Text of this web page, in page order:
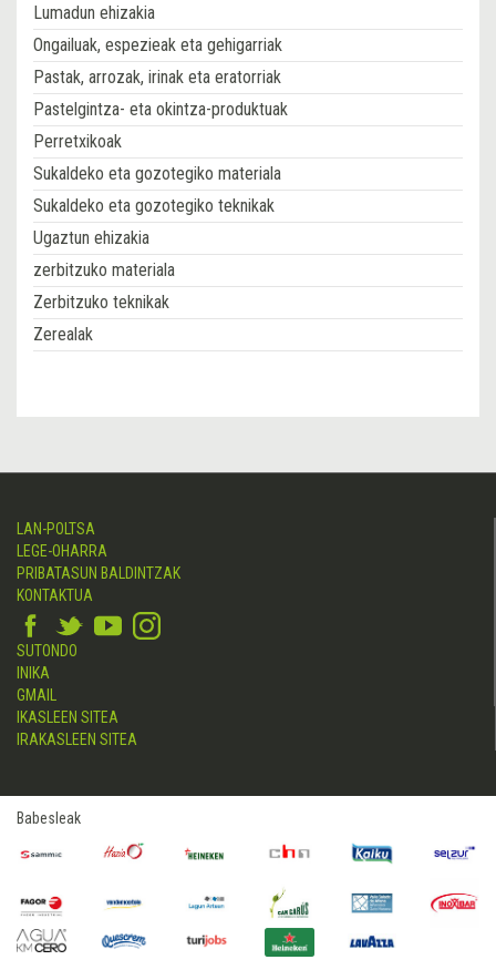
Lumadun ehizakia
Ongailuak, espezieak eta gehigarriak
Pastak, arrozak, irinak eta eratorriak
Pastelgintza- eta okintza-produktuak
Perretxikoak
Sukaldeko eta gozotegiko materiala
Sukaldeko eta gozotegiko teknikak
Ugaztun ehizakia
zerbitzuko materiala
Zerbitzuko teknikak
Zerealak
LAN-POLTSA
LEGE-OHARRA
PRIBATASUN BALDINTZAK
KONTAKTUA
SUTONDO
INIKA
GMAIL
IKASLEEN SITEA
IRAKASLEEN SITEA
Babesleak